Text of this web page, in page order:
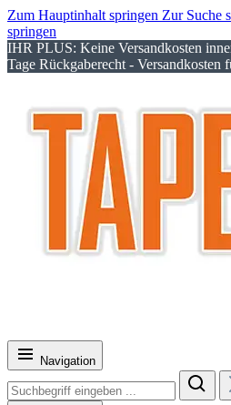
Zum Hauptinhalt springen Zur Suche
springen
IHR PLUS: Keine Versandkosten
Tage Rückgaberecht - Versandkosten
Navigation